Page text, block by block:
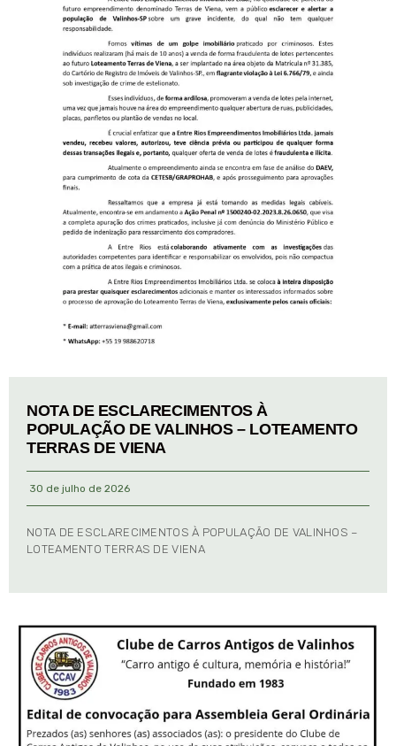
NOTA DE ESCLARECIMENTOS À
POPULAÇÃO DE VALINHOS – LOTEAMENTO
TERRAS DE VIENA
30 de julho de 2026
NOTA DE ESCLARECIMENTOS À POPULAÇÃO DE VALINHOS –
LOTEAMENTO TERRAS DE VIENA